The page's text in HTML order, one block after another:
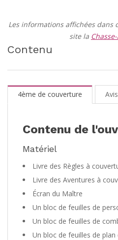
Les informations affichées
site la
Contenu
4ème de couverture
Contenu de
Matériel
Livre des Règles à
Livre des Aventures à
Écran du Maître
Un bloc de feuilles de
Un bloc de feuilles de
Un bloc de feuilles de plan